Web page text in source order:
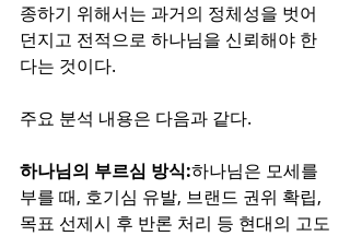
종하기 위해서는 과거의 정체성을 벗어
던지고 전적으로 하나님을 신뢰해야 한
다는 것이다.
주요 분석 내용은 다음과 같다.
하나님의 부르심 방식:하나님은 모세를
부를 때, 호기심 유발, 브랜드 권위 확립,
목표 선제시 후 반론 처리 등 현대의 고도